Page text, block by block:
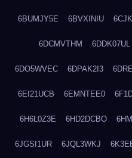
6BUMJY5E 6BVXINIU
6DCMVTHM 6DDK07UL
6DO5WVEC 6DPAK2I3
6EI21UCB 6EMNTEE0
6H6L0Z3E 6HD2DCBO
6JGSI1UR 6JQL3WKJ